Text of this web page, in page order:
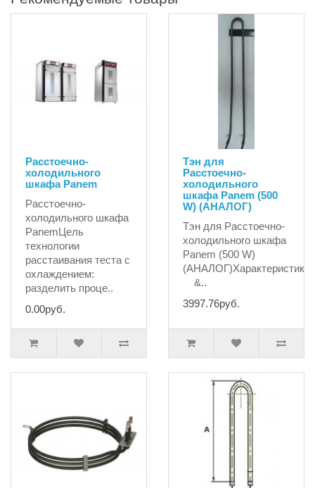
Расстоечно-
холодильного
шкафа Panem
Расстоечно-
холодильного шкафа
PanemЦель
технологии
расстаивания теста с
охлаждением:
разделить проце..
0.00руб.
Тэн для
Расстоечно-
холодильного
шкафа Panem (500
W) (АНАЛОГ)
Тэн для Расстоечно-
холодильного шкафа
Panem (500 W)
&..
3997.76руб.